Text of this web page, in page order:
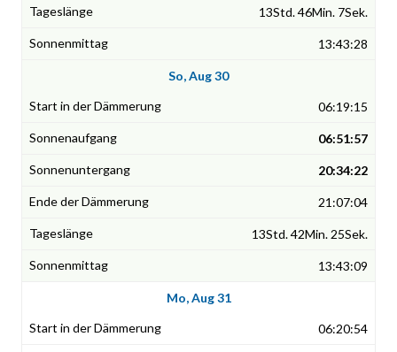
13Std. 46Min. 7Sek.
13:43:28
So, Aug 30
06:19:15
06:51:57
20:34:22
21:07:04
13Std. 42Min. 25Sek.
13:43:09
Mo, Aug 31
06:20:54